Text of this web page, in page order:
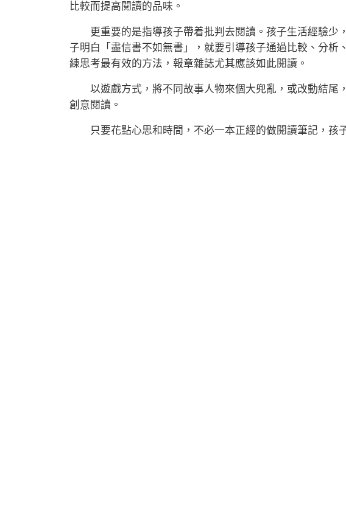
比較而提高閱讀的品味。
更重要的是指導孩子帶着批判去閱讀。孩子生活經驗少
子明白「盡信書不如無書」，就要引導孩子通過比較、分析
練思考最有效的方法，報章雜誌尤其應該如此閱讀。
以遊戲方式，將不同故事人物來個大兜亂，或改動結尾
創意閱讀。
只要花點心思和時間，不必一本正經的做閱讀筆記，孩